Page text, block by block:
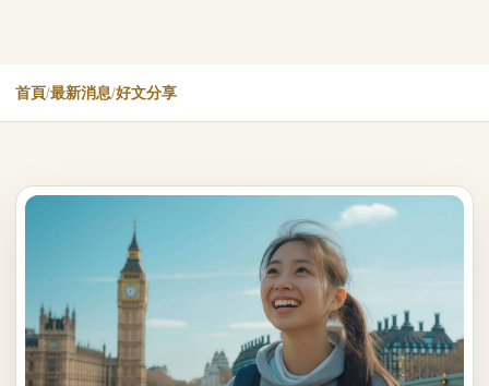
首頁/最新消息/好文分享